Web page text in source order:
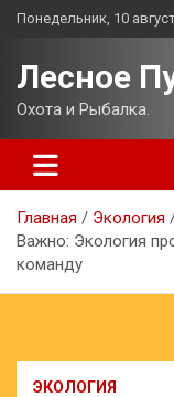
Перейти
Понедельник, 10
Лесное
Охота и Рыбалка.
Главная
Экология
Важно: Экология
команду
ЭКОЛОГИЯ